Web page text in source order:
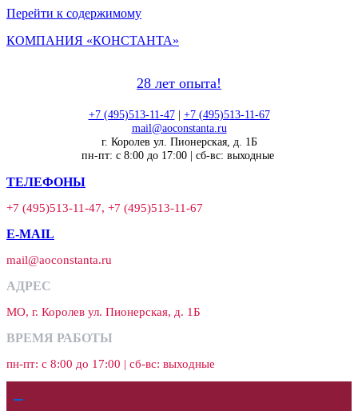
Перейти к содержимому
КОМПАНИЯ «КОНСТАНТА»
28 лет опыта!
+7 (495)513-11-47| +7 (495)513-11-67
mail@aoconstanta.ru
г. Королев ул. Пионерская, д. 1Б
пн-пт: с 8:00 до 17:00 | сб-вс: выходные
ТЕЛЕФОНЫ
+7 (495)513-11-47, +7 (495)513-11-67
E-MAIL
mail@aoconstanta.ru
АДРЕС
МО, г. Королев ул. Пионерская, д. 1Б
ВРЕМЯ РАБОТЫ
пн-пт: с 8:00 до 17:00 | сб-вс: выходные